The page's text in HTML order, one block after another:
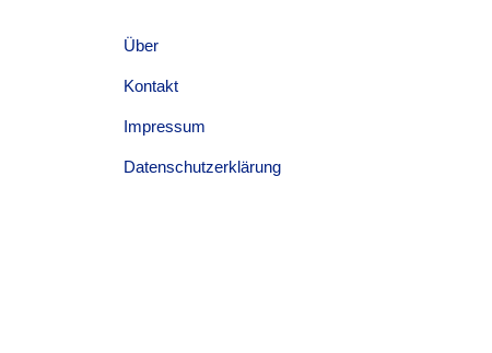
Über
Kontakt
Impressum
Datenschutzerklärung